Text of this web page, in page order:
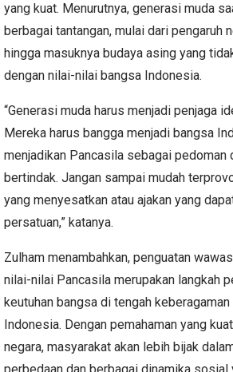
yang kuat. Menurutnya, generasi muda
berbagai tantangan, mulai dari pengaruh
hingga masuknya budaya asing yang
dengan nilai-nilai bangsa Indonesia.
“Generasi muda harus menjadi penjaga
Mereka harus bangga menjadi bangsa
menjadikan Pancasila sebagai pedoman
bertindak. Jangan sampai mudah
yang menyesatkan atau ajakan yang
persatuan,” katanya.
Zulham menambahkan, penguatan
nilai-nilai Pancasila merupakan langkah
keutuhan bangsa di tengah
Indonesia. Dengan pemahaman yang
negara, masyarakat akan lebih bijak